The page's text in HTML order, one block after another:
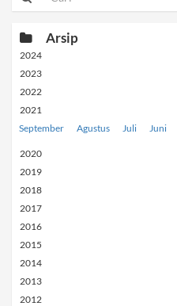
Arsip
2024
2023
2022
2021
September Agustus Juli Juni
2020
2019
2018
2017
2016
2015
2014
2013
2012